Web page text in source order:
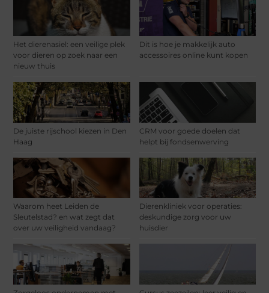
Het dierenasiel: een veilige plek
voor dieren op zoek naar een
nieuw thuis
Dit is hoe je makkelijk auto
accessoires online kunt kopen
De juiste rijschool kiezen in Den
Haag
CRM voor goede doelen dat
helpt bij fondsenwerving
Waarom heet Leiden de
Sleutelstad? en wat zegt dat
over uw veiligheid vandaag?
Dierenkliniek voor operaties:
deskundige zorg voor uw
huisdier